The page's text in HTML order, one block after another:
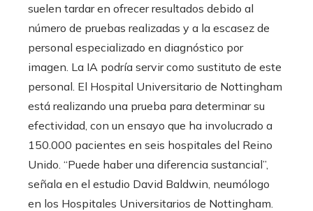
suelen tardar en ofrecer resultados debido al
número de pruebas realizadas y a la escasez de
personal especializado en diagnóstico por
imagen. La IA podría servir como sustituto de este
personal. El Hospital Universitario de Nottingham
está realizando una prueba para determinar su
efectividad, con un ensayo que ha involucrado a
150.000 pacientes en seis hospitales del Reino
Unido. “Puede haber una diferencia sustancial”,
señala en el estudio David Baldwin, neumólogo
en los Hospitales Universitarios de Nottingham.